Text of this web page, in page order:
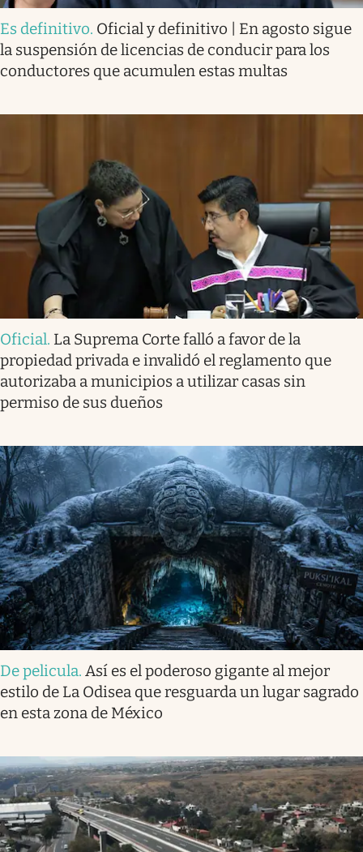
Es definitivo. Oficial y definitivo | En agosto sigue
la suspensión de licencias de conducir para los
conductores que acumulen estas multas
Oficial. La Suprema Corte falló a favor de la
propiedad privada e invalidó el reglamento que
autorizaba a municipios a utilizar casas sin
permiso de sus dueños
De pelicula. Así es el poderoso gigante al mejor
estilo de La Odisea que resguarda un lugar sagrado
en esta zona de México